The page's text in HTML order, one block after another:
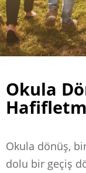
Okula
Okula dönüş,
dolu bir geçiş